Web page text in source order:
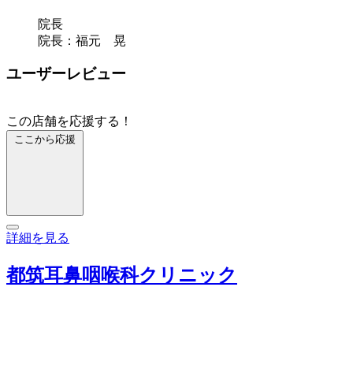
院長
院長：福元 晃
ユーザーレビュー
この店舗を応援する！
ここから応援
詳細を見る
都筑耳鼻咽喉科クリニック